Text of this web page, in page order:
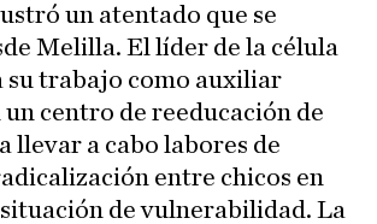
un atentado que se
Melilla. El líder de la célula
su trabajo como auxiliar
centro de reeducación de
llevar a cabo labores de
entre chicos en
de vulnerabilidad. La